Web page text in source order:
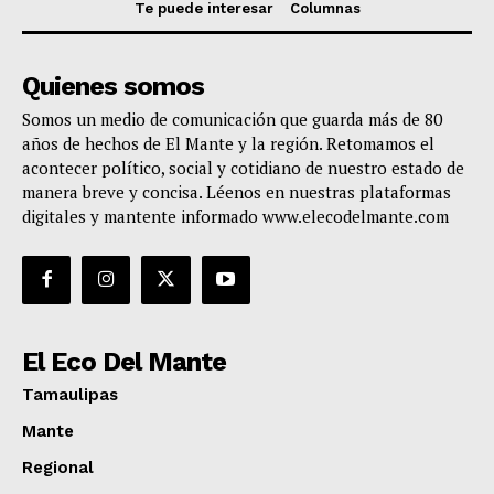
Te puede interesar Columnas
Quienes somos
Somos un medio de comunicación que guarda más de 80
años de hechos de El Mante y la región. Retomamos el
acontecer político, social y cotidiano de nuestro estado de
manera breve y concisa. Léenos en nuestras plataformas
digitales y mantente informado www.elecodelmante.com
El Eco Del Mante
Tamaulipas
Mante
Regional